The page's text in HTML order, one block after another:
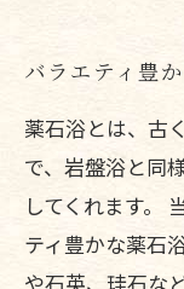
バラエティ豊
薬石浴とは、古
で、岩盤浴と同
してくれます。
ティ豊かな薬石
や石英、珪石な